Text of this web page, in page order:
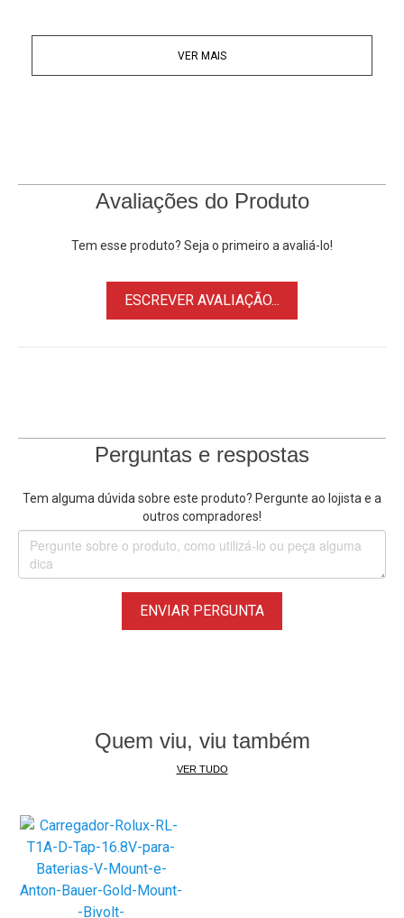
A Bateria Broadcast V-mount é uma bateria especial voltada
para equipamentos fotográfico e de vídeo profissionais,
Características:
• Modelo FY0631682500
• Conector D-Tap / Powertap
• Para Baterias com Voltagem de até 16.8V *
• Encaixe para bateria com dois pinos (+/-)
*Caso sua Bateria V-Mount tenha Voltagem superior a
16.8V este Carregador não será compatível.
VER MAIS
Avaliações do Produto
Tem esse produto? Seja o primeiro a avaliá-lo!
ESCREVER AVALIAÇÃO...
Perguntas e respostas
Tem alguma dúvida sobre este produto? Pergunte ao lojista e a
outros compradores!
ENVIAR PERGUNTA
Quem viu, viu também
VER TUDO